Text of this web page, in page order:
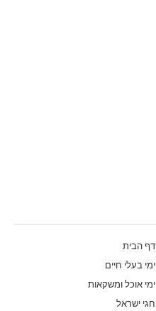
דף הבית
ימי בעלי חיים
ימי אוכל ומשקאות
חגי ישראל